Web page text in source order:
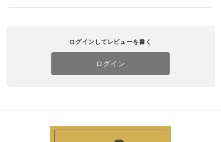
ログインしてレビューを書く
ログイン